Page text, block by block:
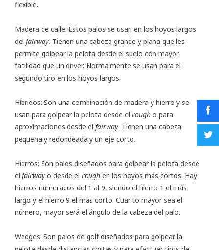
flexible.
Madera de calle: Estos palos se usan en los hoyos largos
del fairway. Tienen una cabeza grande y plana que les
permite golpear la pelota desde el suelo con mayor
facilidad que un driver. Normalmente se usan para el
segundo tiro en los hoyos largos.
Híbridos: Son una combinación de madera y hierro y se
usan para golpear la pelota desde el rough o para
aproximaciones desde el fairway. Tienen una cabeza
pequeña y redondeada y un eje corto.
Hierros: Son palos diseñados para golpear la pelota desde
el fairway o desde el rough en los hoyos más cortos. Hay
hierros numerados del 1 al 9, siendo el hierro 1 el más
largo y el hierro 9 el más corto. Cuanto mayor sea el
número, mayor será el ángulo de la cabeza del palo.
Wedges: Son palos de golf diseñados para golpear la